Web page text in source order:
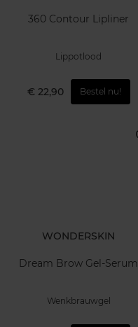
360 Contour Lipliner
Lippotlood
€ 22,90 Bestel nu!
WONDERSKIN
Dream Brow Gel-Serum
Wenkbrauwgel